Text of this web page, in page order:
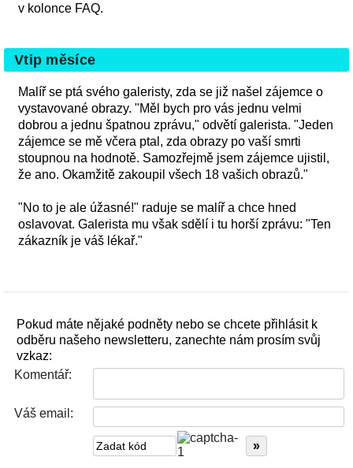
v kolonce FAQ.
Vtip měsíce
Malíř se ptá svého galeristy, zda se již našel zájemce o
vystavované obrazy. "Měl bych pro vás jednu velmi
dobrou a jednu špatnou zprávu," odvětí galerista. "Jeden
zájemce se mě včera ptal, zda obrazy po vaší smrti
stoupnou na hodnotě. Samozřejmě jsem zájemce ujistil,
že ano. Okamžitě zakoupil všech 18 vašich obrazů."
"No to je ale úžasné!" raduje se malíř a chce hned
oslavovat. Galerista mu však sdělí i tu horší zprávu: "Ten
zákazník je váš lékař."
Pokud máte nějaké podněty nebo se chcete přihlásit k
odběru našeho newsletteru, zanechte nám prosím svůj
vzkaz:
Komentář:
Váš email: